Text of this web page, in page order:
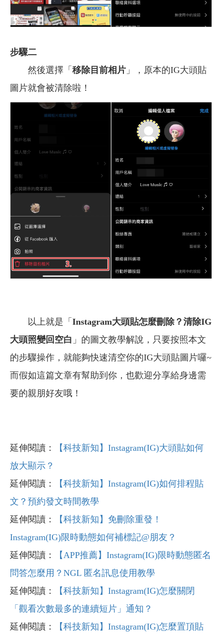
步驟二
然後選擇「 移除目前相片 」，原本的IG大頭貼
圖片就會被清除啦！
以上就是「 Instagram大頭貼怎麼刪除？清除IG
大頭照變回空白 」的圖文教學解說，只要按照本文
的步驟操作，就能夠快速清空你的IG大頭貼圖片囉~
而假如這篇文章有幫助到你，也歡迎分享給身邊需
要的親朋好友哦！
延伸閱讀：
【科技新知】Instagram(IG)大頭貼如何
放大顯示？
延伸閱讀：
【科技新知】Instagram(IG)如何排程貼
文？預約發文時間教學
延伸閱讀：
【科技新知】免刪除重發！
Instagram(IG)限時動態如何補標記@朋友？
延伸閱讀：
【APP推薦】Instagram(IG)限時動態匿名
問答怎麼用？NGL 匿名訊息使用教學
延伸閱讀：
【科技新知】Instagram(IG)怎麼關閉
「觀看次數最多的連續短片」通知？
延伸閱讀：
【科技新知】Instagram(IG)怎麼置頂貼